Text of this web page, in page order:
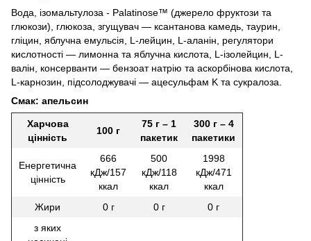
Вода, ізомальтулоза - Palatinose™ (джерело фруктози та
глюкози), глюкоза, згущувач — ксантанова камедь, таурин,
гліцин, яблучна емульсія, L-лейцин, L-аланін, регулятори
кислотності — лимонна та яблучна кислота, L-ізолейцин, L-
валін, консерванти — бензоат натрію та аскорбінова кислота,
L-карнозин, підсолоджувачі — ацесульфам K та сукралоза.
Смак: апельсин
Харчова
цінність
100 г
75 г – 1
пакетик
300 г – 4
пакетики
Енергетична
цінність
666
кДж/157
ккал
500
кДж/118
ккал
1998
кДж/471
ккал
Жири
0 г 0 г
0 г
з яких